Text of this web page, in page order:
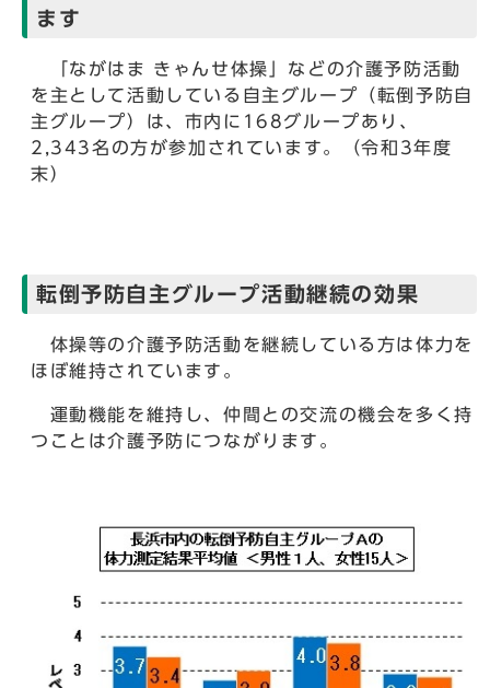
ます
「ながはま きゃんせ体操」などの介護予防活動
を主として活動している自主グループ（転倒予防自
主グループ）は、市内に168グループあり、
2,343名の方が参加されています。（令和3年度
末）
転倒予防自主グループ活動継続の効果
体操等の介護予防活動を継続している方は体力を
ほぼ維持されています。
運動機能を維持し、仲間との交流の機会を多く持
つことは介護予防につながります。